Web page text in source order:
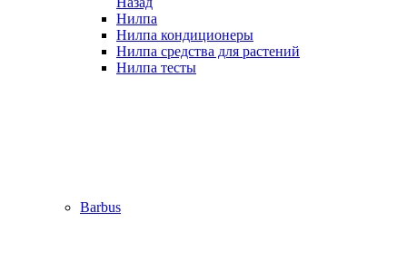
Нилпа
Нилпа кондиционеры
Нилпа средства для растений
Нилпа тесты
Barbus